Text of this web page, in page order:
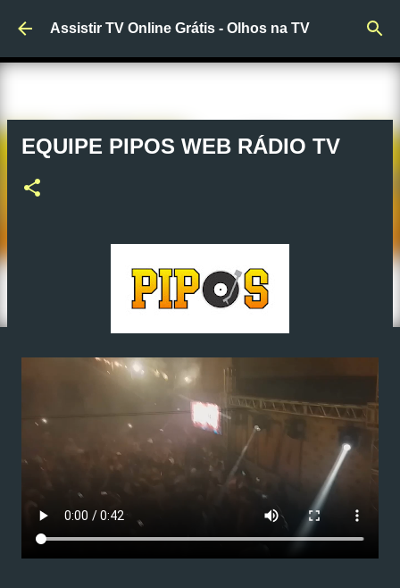
Pular para o conteúdo principal
Assistir TV Online Grátis - Olhos na TV
EQUIPE PIPOS WEB RÁDIO TV